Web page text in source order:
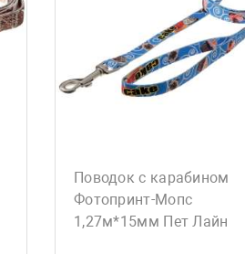
Поводок с карабином
Фотопринт-Мопс
1,27м*15мм Пет Лайн